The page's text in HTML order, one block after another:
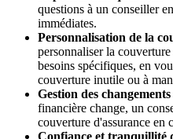
questions à un conseiller
immédiates.
Personnalisation de la
personnaliser la
besoins spécifiques, en
couverture inutile ou à
Gestion des
financière change, un
couverture d'assurance en